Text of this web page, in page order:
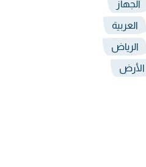
الجهاز
العربية
الرياض
الأرض